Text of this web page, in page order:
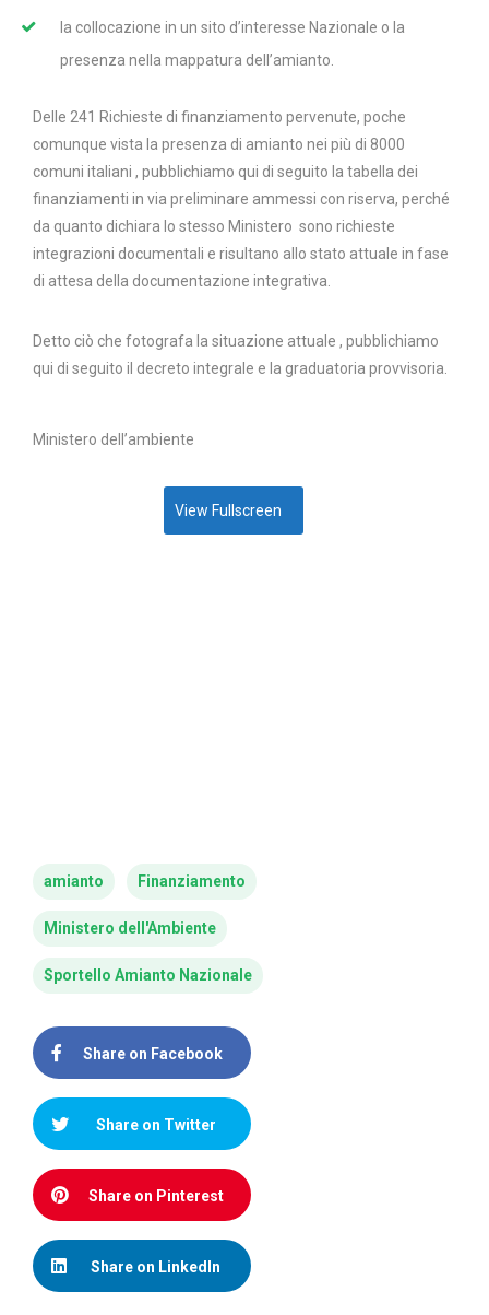
la collocazione in un sito d’interesse Nazionale o la
presenza nella mappatura dell’amianto.
Delle 241 Richieste di finanziamento pervenute, poche
comunque vista la presenza di amianto nei più di 8000
comuni italiani , pubblichiamo qui di seguito la tabella dei
finanziamenti in via preliminare ammessi con riserva, perché
da quanto dichiara lo stesso Ministero sono richieste
integrazioni documentali e risultano allo stato attuale in fase
di attesa della documentazione integrativa.
Detto ciò che fotografa la situazione attuale , pubblichiamo
qui di seguito il decreto integrale e la graduatoria provvisoria.
Ministero dell’ambiente
View Fullscreen
amianto Finanziamento
Ministero dell'Ambiente
Sportello Amianto Nazionale
Share on Facebook
Share on Twitter
Share on Pinterest
Share on LinkedIn